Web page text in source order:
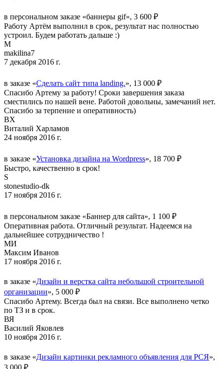
в персональном заказе «баннеры gif», 3 600 ₽
Работу Артём выполнил в срок, результат нас полностью
устроил. Будем работать дальше :)
M
makilina7
7 декабря 2016 г.
в заказе «Сделать сайт типа landing.», 13 000 ₽
Спасибо Артему за работу! Сроки завершения заказа
сместились по нашей вене. Работой довольны, замечаний нет.
Спасибо за терпение и оперативность)
ВХ
Виталий Харламов
24 ноября 2016 г.
в заказе «Установка дизайна на Wordpress», 18 700 ₽
Быстро, качественно в срок!
S
stonestudio-dk
17 ноября 2016 г.
в персональном заказе «Баннер для сайта», 1 100 ₽
Оперативная работа. Отличный результат. Надеемся на
дальнейшее сотрудничество !
МИ
Максим Иванов
17 ноября 2016 г.
в заказе «Дизайн и верстка сайта небольшой строительной
организации», 5 000 ₽
Спасибо Артему. Всегда был на связи. Все выполнено четко
по ТЗ и в срок.
ВЯ
Василий Яковлев
10 ноября 2016 г.
в заказе «Дизайн картинки рекламного объявления для РСЯ»,
3 000 ₽